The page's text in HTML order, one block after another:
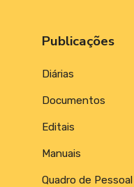
Publicações
Diárias
Documentos
Editais
Manuais
Quadro de Pessoal